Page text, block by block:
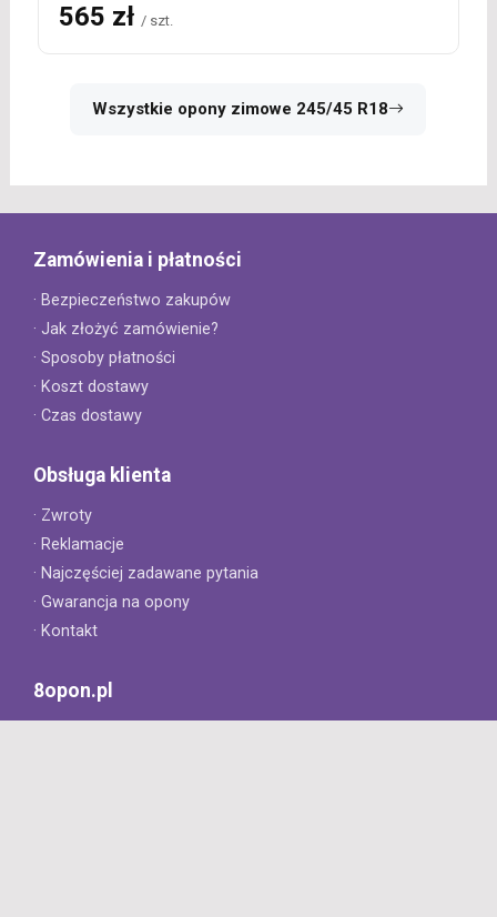
565 zł / szt.
Wszystkie opony zimowe 245/45 R18
Zamówienia i płatności
· Bezpieczeństwo zakupów
· Jak złożyć zamówienie?
· Sposoby płatności
· Koszt dostawy
· Czas dostawy
Obsługa klienta
· Zwroty
· Reklamacje
· Najczęściej zadawane pytania
· Gwarancja na opony
· Kontakt
8opon.pl